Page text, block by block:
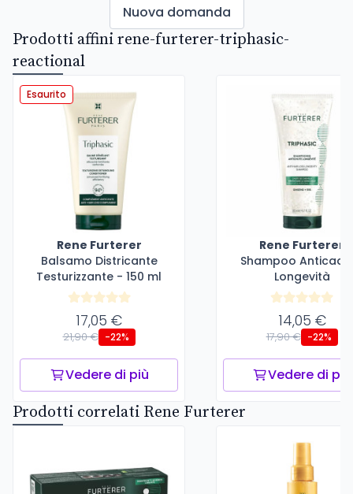
Nuova domanda
Prodotti affini rene-furterer-triphasic-
reactional
Esaurito
Rene Furterer
Balsamo Districante
Testurizzante - 150 ml
17,05 €
21,90 € -22%
Vedere di più
Rene Furterer
Shampoo
Longevità
14,05 €
17,90 € -22%
Vedere di più
Prodotti correlati Rene Furterer